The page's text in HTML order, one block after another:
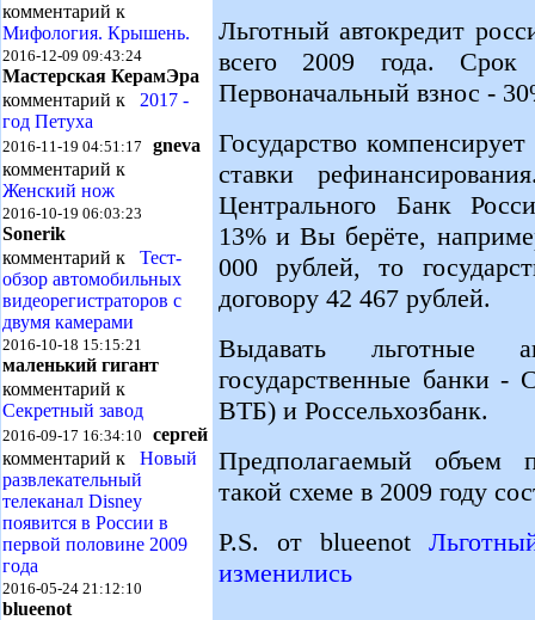
комментарий к
Мифология. Крышень.
2016-12-09 09:43:24
Мастерская КерамЭра
комментарий к 2017 -
год Петуха
2016-11-19 04:51:17 gneva
комментарий к
Женский нож
2016-10-19 06:03:23
Sonerik
комментарий к Тест-
обзор автомобильных
видеорегистраторов с
двумя камерами
2016-10-18 15:15:21
маленький гигант
комментарий к
Секретный завод
2016-09-17 16:34:10 сергей
комментарий к Новый
развлекательный
телеканал Disney
появится в России в
первой половине 2009
года
2016-05-24 21:12:10
blueenot
Льготный автокредит
всего 2009 года.
Первоначальный взнос -
Государство
ставки
Центрального Банк
13% и Вы берёте,
000 рублей, то
договору 42 467 рублей.
Выдавать льготные
государственные банки -
ВТБ) и Россельхозбанк.
Предполагаемый объем
такой схеме в 2009 году
P.S. от blueenot
изменились